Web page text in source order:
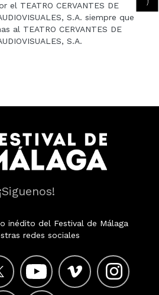
TEATRO CERVANTES DE
S.A. siempre que
al TEATRO CERVANTES DE
S.A.
¡Siguenos!
inédito del Festival de Málaga
redes sociales